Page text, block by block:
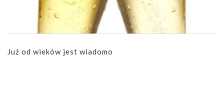
Już od wieków jest wiadomo